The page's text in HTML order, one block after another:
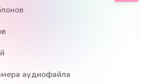
аудиофайла